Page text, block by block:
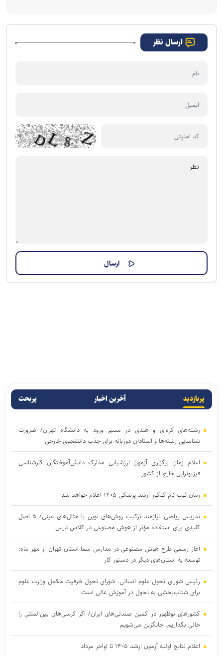
ارسال نظر
پربازدید آخرین اخبار پربحث
رشته‌های کره‌ای و هندی در مسیر ورود به دانشگاه تهران/ ضرورت
شناسایی رشته‌ها و استادان دوزبانه برای جذب دانشجوی خارجی
اعلام زمان برگزاری آزمون ارزشیابی مدارک دانش‌آموختگان کارشناسی
فیزیوتراپی خارج از کشور
زمان ثبت نام کنکور ارشد پزشکی ۱۴۰۵ اعلام خواهد شد
تدریس ریاضی نیازمند ترکیب روش‌های نوین با مثال‌های عینی/ ۵ اصل
کلیدی برای استفاده مؤثر از هوش مصنوعی در کلاس درس
آغاز رسمی طرح هوش مصنوعی در مدارس سما استان تهران از مهر ماه؛
توسعه به استان‌های دیگر در دستور کار
رئیس شورای تحول علوم انسانی: شورای تحول ظرفیت مکمل وزارت علوم
برای شتاب‌بخشی به تحول در آموزش عالی است
کشورهای نوظهور در کمین صندلی‌های ایران/ اگر کرسی‌های بین‌المللی را
خالی بگذاریم، جایگزین می‌شویم
اعلام نتایج اولیه آزمون ارشد ۱۴۰۵ تا اواخر مرداد